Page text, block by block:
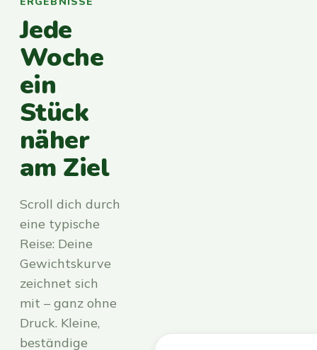
Jede
Woche
ein
Stück
näher
am Ziel
Scroll dich durch
eine typische
Reise: Deine
Gewichtskurve
zeichnet sich
mit – ganz ohne
Druck. Kleine,
beständige